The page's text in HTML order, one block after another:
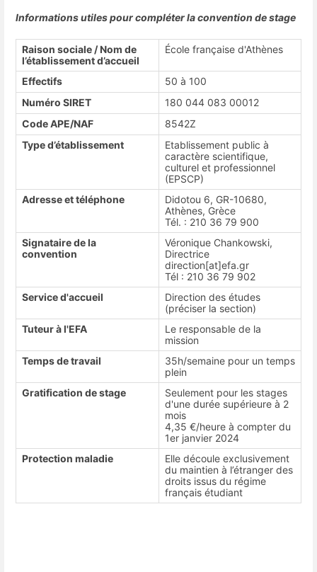
Informations utiles pour compléter la convention de stage
Raison sociale / Nom de
l’établissement d’accueil
École française d'Athènes
Effectifs
50 à 100
Numéro SIRET
180 044 083 00012
Code APE/NAF
8542Z
Type d’établissement
Etablissement public à
caractère scientifique,
culturel et professionnel
(EPSCP)
Adresse et téléphone
Didotou 6, GR-10680,
Athènes, Grèce
Tél. : 210 36 79 900
Signataire de la
convention
Véronique Chankowski,
Directrice
direction[at]efa.gr
Tél : 210 36 79 902
Service d'accueil
Direction des études
(préciser la section)
Tuteur à l'EFA
Le responsable de la
mission
Temps de travail
35h/semaine pour un temps
plein
Gratification de stage
Seulement pour les stages
d'une durée supérieure à 2
mois
4,35 €/heure à compter du
1er janvier 2024
Protection maladie
Elle découle exclusivement
du maintien à l’étranger des
droits issus du régime
français étudiant